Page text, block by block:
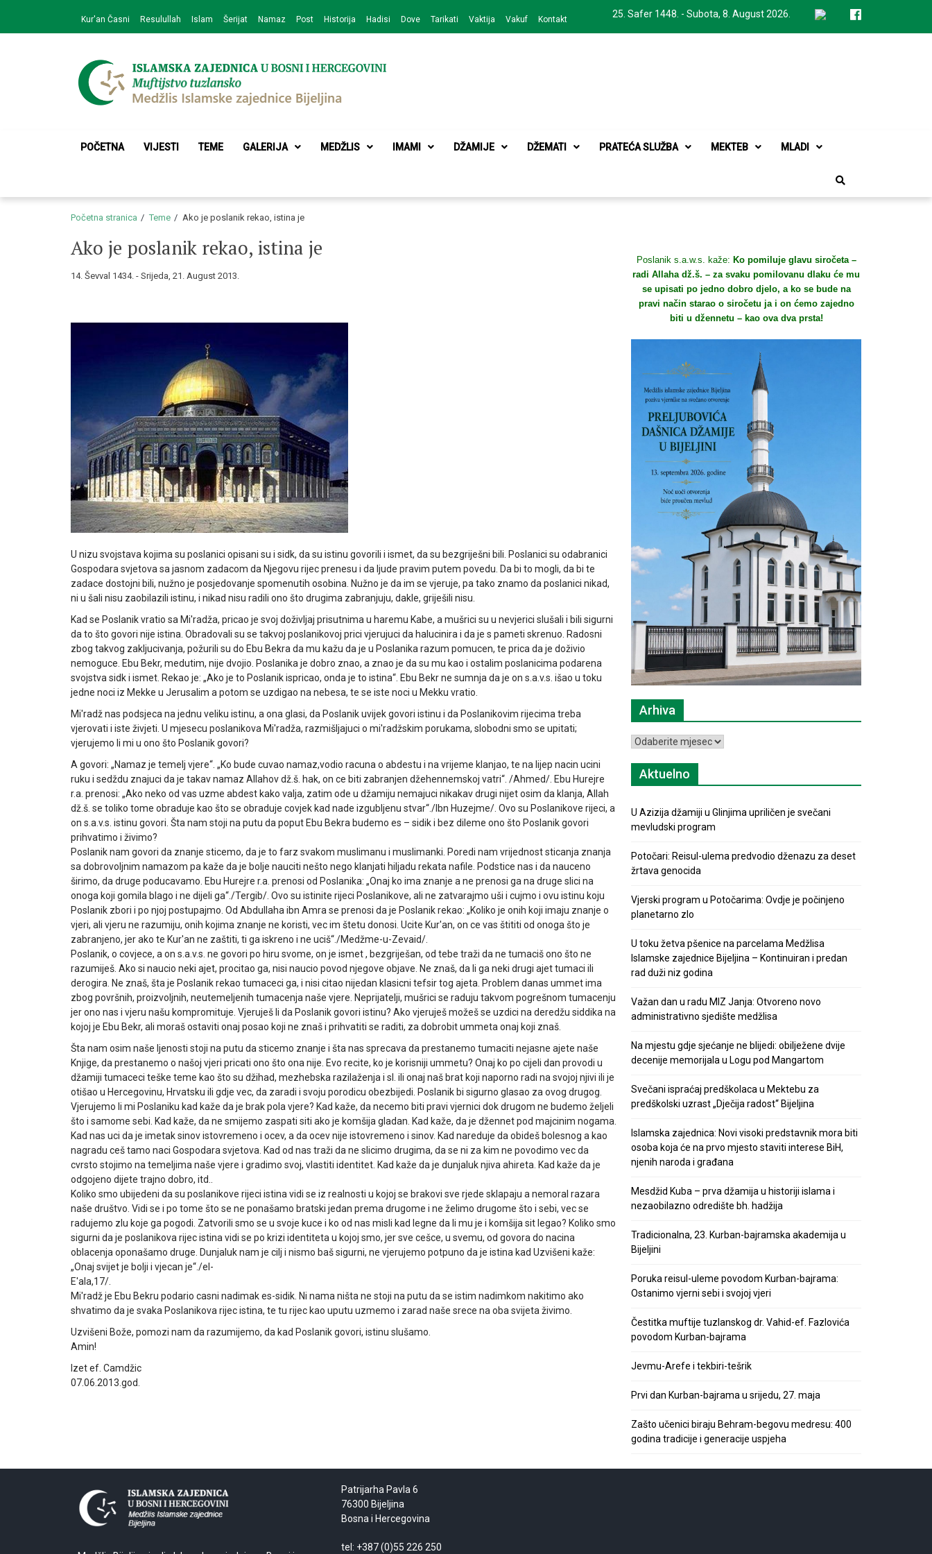
navigation
content
25. Safer 1448. - Subota, 8. August 2026.
Kur'an Časni Resulullah Islam Šerijat Namaz Post Historija Hadisi Dove Tarikati Vaktija Vakuf Kontakt
Medžlis Islamske zajednice Bijeljina
POČETNA VIJESTI TEME GALERIJA MEDŽLIS IMAMI DŽAMIJE DŽEMATI PRATEĆA SLUŽBA MEKTEB MLADI
Početna stranica Teme Ako je poslanik rekao, istina je
Ako je poslanik rekao, istina je
14. Ševval 1434. - Srijeda, 21. August 2013.
U nizu svojstava kojima su poslanici opisani su i sidk, da su istinu govorili i ismet, da su bezgriješni bili. Poslanici su odabranici
Gospodara svjetova sa jasnom zadacom da Njegovu rijec prenesu i da ljude pravim putem povedu. Da bi to mogli, da bi te
zadace dostojni bili, nužno je posjedovanje spomenutih osobina. Nužno je da im se vjeruje, pa tako znamo da poslanici nikad,
ni u šali nisu zaobilazili istinu, i nikad nisu radili ono što drugima zabranjuju, dakle, griješili nisu.
Kad se Poslanik vratio sa Mi'radža, pricao je svoj doživljaj prisutnima u haremu Kabe, a mušrici su u nevjerici slušali i bili sigurni
da to što govori nije istina. Obradovali su se takvoj poslanikovoj prici vjerujuci da halucinira i da je s pameti skrenuo. Radosni
zbog takvog zakljucivanja, požurili su do Ebu Bekra da mu kažu da je u Poslanika razum pomucen, te prica da je doživio
nemoguce. Ebu Bekr, medutim, nije dvojio. Poslanika je dobro znao, a znao je da su mu kao i ostalim poslanicima podarena
svojstva sidk i ismet. Rekao je: „Ako je to Poslanik ispricao, onda je to istina“. Ebu Bekr ne sumnja da je on s.a.v.s. išao u toku
jedne noci iz Mekke u Jerusalim a potom se uzdigao na nebesa, te se iste noci u Mekku vratio.
Mi'radž nas podsjeca na jednu veliku istinu, a ona glasi, da Poslanik uvijek govori istinu i da Poslanikovim rijecima treba
vjerovati i iste živjeti. U mjesecu poslanikova Mi'radža, razmišljajuci o mi'radžskim porukama, slobodni smo se upitati;
vjerujemo li mi u ono što Poslanik govori?
A govori: „Namaz je temelj vjere“. „Ko bude cuvao namaz,vodio racuna o abdestu i na vrijeme klanjao, te na lijep nacin ucini
ruku i sedždu znajuci da je takav namaz Allahov dž.š. hak, on ce biti zabranjen džehennemskoj vatri“. /Ahmed/. Ebu Hurejre
r.a. prenosi: „Ako neko od vas uzme abdest kako valja, zatim ode u džamiju nemajuci nikakav drugi nijet osim da klanja, Allah
dž.š. se toliko tome obraduje kao što se obraduje covjek kad nade izgubljenu stvar“./Ibn Huzejme/. Ovo su Poslanikove rijeci, a
on s.a.v.s. istinu govori. Šta nam stoji na putu da poput Ebu Bekra budemo es – sidik i bez dileme ono što Poslanik govori
prihvatimo i živimo?
Poslanik nam govori da znanje sticemo, da je to farz svakom muslimanu i muslimanki. Poredi nam vrijednost sticanja znanja
sa dobrovoljnim namazom pa kaže da je bolje nauciti nešto nego klanjati hiljadu rekata nafile. Podstice nas i da nauceno
širimo, da druge poducavamo. Ebu Hurejre r.a. prenosi od Poslanika: „Onaj ko ima znanje a ne prenosi ga na druge slici na
onoga koji gomila blago i ne dijeli ga“./Tergib/. Ovo su istinite rijeci Poslanikove, ali ne zatvarajmo uši i cujmo i ovu istinu koju
Poslanik zbori i po njoj postupajmo. Od Abdullaha ibn Amra se prenosi da je Poslanik rekao: „Koliko je onih koji imaju znanje o
vjeri, ali vjeru ne razumiju, onih kojima znanje ne koristi, vec im štetu donosi. Ucite Kur'an, on ce vas štititi od onoga što je
zabranjeno, jer ako te Kur'an ne zaštiti, ti ga iskreno i ne uciš“./Medžme-u-Zevaid/.
Poslanik, o covjece, a on s.a.v.s. ne govori po hiru svome, on je ismet , bezgriješan, od tebe traži da ne tumaciš ono što ne
razumiješ. Ako si naucio neki ajet, procitao ga, nisi naucio povod njegove objave. Ne znaš, da li ga neki drugi ajet tumaci ili
derogira. Ne znaš, šta je Poslanik rekao tumaceci ga, i nisi citao nijedan klasicni tefsir tog ajeta. Problem danas ummet ima
zbog površnih, proizvoljnih, neutemeljenih tumacenja naše vjere. Neprijatelji, mušrici se raduju takvom pogrešnom tumacenju
jer ono nas i vjeru našu kompromituje. Vjeruješ li da Poslanik govori istinu? Ako vjeruješ možeš se uzdici na deredžu siddika na
kojoj je Ebu Bekr, ali moraš ostaviti onaj posao koji ne znaš i prihvatiti se raditi, za dobrobit ummeta onaj koji znaš.
Šta nam osim naše ljenosti stoji na putu da sticemo znanje i šta nas sprecava da prestanemo tumaciti nejasne ajete naše
Knjige, da prestanemo o našoj vjeri pricati ono što ona nije. Evo recite, ko je korisniji ummetu? Onaj ko po cijeli dan provodi u
džamiji tumaceci teške teme kao što su džihad, mezhebska razilaženja i sl. ili onaj naš brat koji naporno radi na svojoj njivi ili je
otišao u Hercegovinu, Hrvatsku ili gdje vec, da zaradi i svoju porodicu obezbijedi. Poslanik bi sigurno glasao za ovog drugog.
Vjerujemo li mi Poslaniku kad kaže da je brak pola vjere? Kad kaže, da necemo biti pravi vjernici dok drugom ne budemo željeli
što i samome sebi. Kad kaže, da ne smijemo zaspati siti ako je komšija gladan. Kad kaže, da je džennet pod majcinim nogama.
Kad nas uci da je imetak sinov istovremeno i ocev, a da ocev nije istovremeno i sinov. Kad nareduje da obideš bolesnog a kao
nagradu ceš tamo naci Gospodara svjetova. Kad od nas traži da ne slicimo drugima, da se ni za kim ne povodimo vec da
cvrsto stojimo na temeljima naše vjere i gradimo svoj, vlastiti identitet. Kad kaže da je dunjaluk njiva ahireta. Kad kaže da je
odgojeno dijete trajno dobro, itd..
Koliko smo ubijedeni da su poslanikove rijeci istina vidi se iz realnosti u kojoj se brakovi sve rjede sklapaju a nemoral razara
naše društvo. Vidi se i po tome što se ne ponašamo bratski jedan prema drugome i ne želimo drugome što i sebi, vec se
radujemo zlu koje ga pogodi. Zatvorili smo se u svoje kuce i ko od nas misli kad legne da li mu je i komšija sit legao? Koliko smo
sigurni da je poslanikova rijec istina vidi se po krizi identiteta u kojoj smo, jer sve cešce, u svemu, od govora do nacina
oblacenja oponašamo druge. Dunjaluk nam je cilj i nismo baš sigurni, ne vjerujemo potpuno da je istina kad Uzvišeni kaže:
„Onaj svijet je bolji i vjecan je“./el-
E'ala,17/.
Mi'radž je Ebu Bekru podario casni nadimak es-sidik. Ni nama ništa ne stoji na putu da se istim nadimkom nakitimo ako
shvatimo da je svaka Poslanikova rijec istina, te tu rijec kao uputu uzmemo i zarad naše srece na oba svijeta živimo.
Uzvišeni Bože, pomozi nam da razumijemo, da kad Poslanik govori, istinu slušamo.
Amin!
Izet ef. Camdžic
07.06.2013.god.
Poslanik s.a.w.s. kaže: Ko pomiluje glavu siročeta –
radi Allaha dž.š. – za svaku pomilovanu dlaku će mu
se upisati po jedno dobro djelo, a ko se bude na
pravi način starao o siročetu ja i on ćemo zajedno
biti u džennetu – kao ova dva prsta!
Arhiva
Arhiva
Aktuelno
U Azizija džamiji u Glinjima upriličen je svečani
mevludski program
Potočari: Reisul-ulema predvodio dženazu za deset
žrtava genocida
Vjerski program u Potočarima: Ovdje je počinjeno
planetarno zlo
U toku žetva pšenice na parcelama Medžlisa
Islamske zajednice Bijeljina – Kontinuiran i predan
rad duži niz godina
Važan dan u radu MIZ Janja: Otvoreno novo
administrativno sjedište medžlisa
Na mjestu gdje sjećanje ne blijedi: obilježene dvije
decenije memorijala u Logu pod Mangartom
Svečani ispraćaj predškolaca u Mektebu za
predškolski uzrast „Dječija radost“ Bijeljina
Islamska zajednica: Novi visoki predstavnik mora biti
osoba koja će na prvo mjesto staviti interese BiH,
njenih naroda i građana
Mesdžid Kuba – prva džamija u historiji islama i
nezaobilazno odredište bh. hadžija
Tradicionalna, 23. Kurban-bajramska akademija u
Bijeljini
Poruka reisul-uleme povodom Kurban-bajrama:
Ostanimo vjerni sebi i svojoj vjeri
Čestitka muftije tuzlanskog dr. Vahid-ef. Fazlovića
povodom Kurban-bajrama
Jevmu-Arefe i tekbiri-tešrik
Prvi dan Kurban-bajrama u srijedu, 27. maja
Zašto učenici biraju Behram-begovu medresu: 400
godina tradicije i generacije uspjeha
Patrijarha Pavla 6
76300 Bijeljina
Bosna i Hercegovina
tel: +387 (0)55 226 250